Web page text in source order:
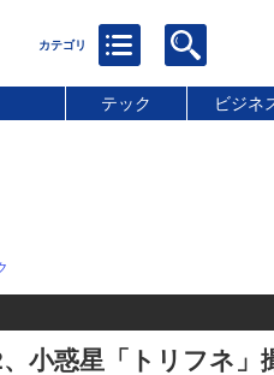
テック ビジネ
小惑星「トリフネ